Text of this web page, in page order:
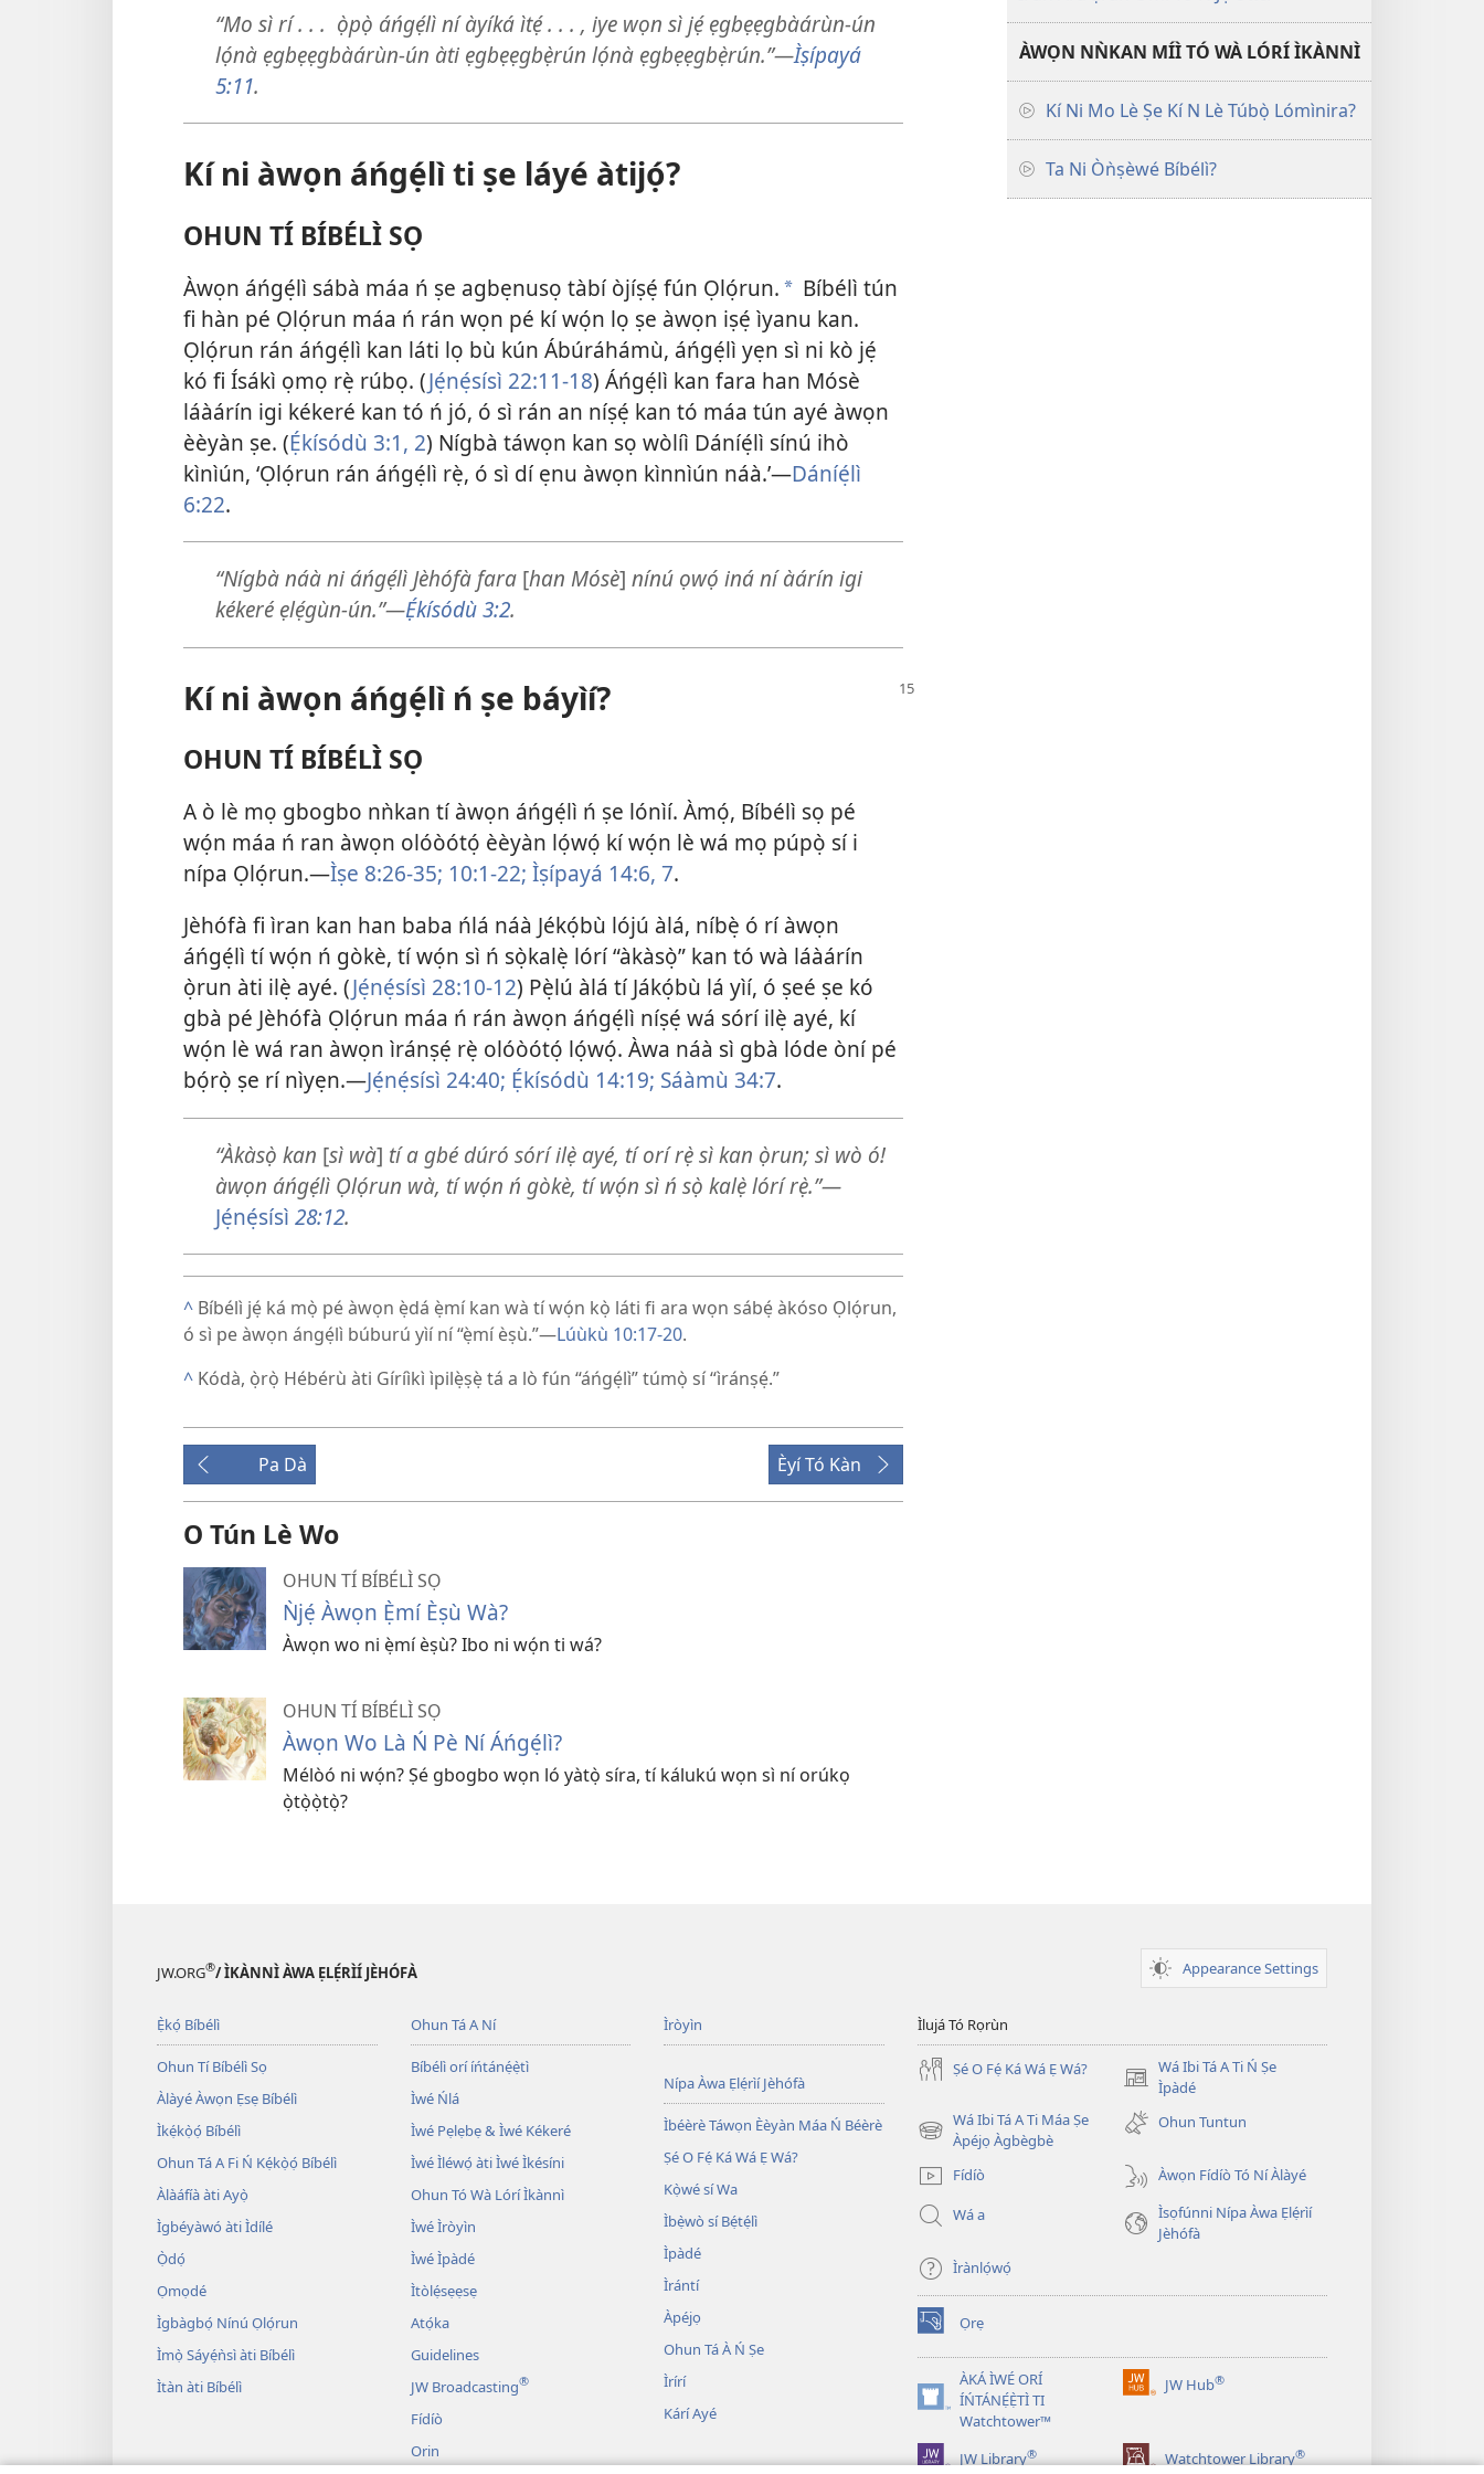
“Mo sì rí . . . ọ̀pọ̀ áńgẹ́lì ní àyíká ìtẹ́ . . . , iye wọn sì jẹ́ ẹgbẹẹgbàárùn-ún
lọ́nà ẹgbẹẹgbàárùn-ún àti ẹgbẹẹgbẹ̀rún lọ́nà ẹgbẹẹgbẹ̀rún.”​—Ìṣípayá
5:11.
Kí ni àwọn áńgẹ́lì ti ṣe láyé àtijọ́?
OHUN TÍ BÍBÉLÌ SỌ
Àwọn áńgẹ́lì sábà máa ń ṣe agbẹnusọ tàbí òjíṣẹ́ fún Ọlọ́run. * Bíbélì tún
fi hàn pé Ọlọ́run máa ń rán wọn pé kí wọ́n lọ ṣe àwọn iṣẹ́ ìyanu kan.
Ọlọ́run rán áńgẹ́lì kan láti lọ bù kún Ábúráhámù, áńgẹ́lì yẹn sì ni kò jẹ́
kó fi Ísákì ọmọ rẹ̀ rúbọ. (Jẹ́nẹ́sísì 22:​11-18) Áńgẹ́lì kan fara han Mósè
láàárín igi kékeré kan tó ń jó, ó sì rán an níṣẹ́ kan tó máa tún ayé àwọn
èèyàn ṣe. (Ẹ́kísódù 3:​1, 2) Nígbà táwọn kan sọ wòlíì Dáníẹ́lì sínú ihò
kìnìún, ‘Ọlọ́run rán áńgẹ́lì rẹ̀, ó sì dí ẹnu àwọn kìnnìún náà.’​—Dáníẹ́lì
6:22.
“Nígbà náà ni áńgẹ́lì Jèhófà fara [han Mósè] nínú ọwọ́ iná ní àárín igi
kékeré ẹlẹ́gùn-ún.”​—Ẹ́kísódù 3:2.
Kí ni àwọn áńgẹ́lì ń ṣe báyìí?
OHUN TÍ BÍBÉLÌ SỌ
A ò lè mọ gbogbo nǹkan tí àwọn áńgẹ́lì ń ṣe lónìí. Àmọ́, Bíbélì sọ pé
wọ́n máa ń ran àwọn olóòótọ́ èèyàn lọ́wọ́ kí wọ́n lè wá mọ púpọ̀ sí i
nípa Ọlọ́run.​—Ìṣe 8:​26-35; 10:​1-22; Ìṣípayá 14:​6, 7.
Jèhófà fi ìran kan han baba ńlá náà Jékọ́bù lójú àlá, níbẹ̀ ó rí àwọn
áńgẹ́lì tí wọ́n ń gòkè, tí wọ́n sì ń sọ̀kalẹ̀ lórí “àkàsọ̀” kan tó wà láàárín
ọ̀run àti ilẹ̀ ayé. (Jẹ́nẹ́sísì 28:​10-12) Pẹ̀lú àlá tí Jákọ́bù lá yìí, ó ṣeé ṣe kó
gbà pé Jèhófà Ọlọ́run máa ń rán àwọn áńgẹ́lì níṣẹ́ wá sórí ilẹ̀ ayé, kí
wọ́n lè wá ran àwọn ìránṣẹ́ rẹ̀ olóòótọ́ lọ́wọ́. Àwa náà sì gbà lóde òní pé
bọ́rọ̀ ṣe rí nìyẹn.​—Jẹ́nẹ́sísì 24:40; Ẹ́kísódù 14:19; Sáàmù 34:7.
“Àkàsọ̀ kan [sì wà] tí a gbé dúró sórí ilẹ̀ ayé, tí orí rẹ̀ sì kan ọ̀run; sì wò ó!
àwọn áńgẹ́lì Ọlọ́run wà, tí wọ́n ń gòkè, tí wọ́n sì ń sọ̀ kalẹ̀ lórí rẹ̀.”​—
Jẹ́nẹ́sísì 28:12.
^ Bíbélì jẹ́ ká mọ̀ pé àwọn ẹ̀dá ẹ̀mí kan wà tí wọ́n kọ̀ láti fi ara wọn sábẹ́ àkóso Ọlọ́run,
ó sì pe àwọn ángẹ́lì búburú yìí ní “ẹ̀mí èṣù.”​—Lúùkù 10:​17-20.
^ Kódà, ọ̀rọ̀ Hébérù àti Gíríìkì ìpilẹ̀ṣẹ̀ tá a lò fún “áńgẹ́lì” túmọ̀ sí “ìránṣẹ́.”
Pa Dà Èyí Tó Kàn
O Tún Lè Wo
OHUN TÍ BÍBÉLÌ SỌ
Ǹjẹ́ Àwọn Ẹ̀mí Èṣù Wà?
Àwọn wo ni ẹ̀mí èṣù? Ibo ni wọ́n ti wá?
OHUN TÍ BÍBÉLÌ SỌ
Àwọn Wo Là Ń Pè Ní Áńgẹ́lì?
Mélòó ni wọ́n? Ṣé gbogbo wọn ló yàtọ̀ síra, tí kálukú wọn sì ní orúkọ
ọ̀tọ̀ọ̀tọ̀?
ÀWỌN NǸKAN MÍÌ TÓ WÀ LÓRÍ ÌKÀNNÌ
Kí Ni Mo Lè Ṣe Kí N Lè Túbọ̀ Lómìnira?
Ta Ni Òǹṣèwé Bíbélì?
JW.ORG®/ ÌKÀNNÌ ÀWA ẸLẸ́RÌÍ JÈHÓFÀ Appearance Settings
Ẹ̀kọ́ Bíbélì
Ohun Tí Bíbélì Sọ
Àlàyé Àwọn Ẹsẹ Bíbélì
Ìkẹ́kọ̀ọ́ Bíbélì
Ohun Tá A Fi Ń Kẹ́kọ̀ọ́ Bíbélì
Àlàáfíà àti Ayọ̀
Ìgbéyàwó àti Ìdílé
Ọ̀dọ́
Ọmọdé
Ìgbàgbọ́ Nínú Ọlọ́run
Ìmọ̀ Sáyẹ́ǹsì àti Bíbélì
Ìtàn àti Bíbélì
Ohun Tá A Ní
Bíbélì orí íńtánẹ́ẹ̀tì
Ìwé Ńlá
Ìwé Pẹlẹbẹ & Ìwé Kékeré
Ìwé Ìléwọ́ àti Ìwé Ìkésíni
Ohun Tó Wà Lórí Ìkànnì
Ìwé Ìròyìn
Ìwé Ìpàdé
Ìtòlẹ́sẹẹsẹ
Atọ́ka
Guidelines
JW Broadcasting®
Fídíò
Orin
Ìròyìn
Nípa Àwa Ẹlẹ́rìí Jèhófà
Ìbéèrè Táwọn Èèyàn Máa Ń Béèrè
Ṣé O Fẹ́ Ká Wá Ẹ Wá?
Kọ̀wé sí Wa
Ìbẹ̀wò sí Bẹ́tẹ́lì
Ìpàdé
Ìrántí
Àpéjọ
Ohun Tá À Ń Ṣe
Ìrírí
Kárí Ayé
Ìlujá Tó Rọrùn
Ṣé O Fẹ́ Ká Wá Ẹ Wá?
Wá Ibi Tá A Ti Ń Ṣe
Ìpàdé
(opens
new
window)
Wá Ibi Tá A Ti Máa Ṣe
Àpéjọ Àgbègbè
(opens
window)
Ohun Tuntun
Fídíò
Àwọn Fídíò Tó Ní Àlàyé
Wá a
Ìsọfúnni Nípa Àwa Ẹlẹ́rìí
Jèhófà
Ìrànlọ́wọ́
Ọrẹ
(opens
new
window)ÀKÁ ÌWÉ ORÍ
ÍŃTÁNẸ́Ẹ̀TÌ TI
Watchtower™
(opens
window)
JW Hub®
(opens
JW Library® Watchtower Library®